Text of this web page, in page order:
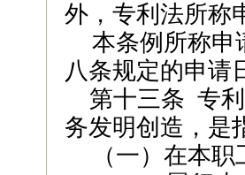
外，专利法所称
本条例 所称申
八条规定的申请
第十三条 专
务发明创造，是
（一）在本